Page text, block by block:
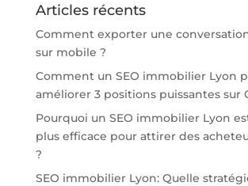
Articles récents
Comment exporter une
sur mobile ?
Comment un SEO immobilier Lyon
améliorer 3 positions puissantes sur
Pourquoi un SEO immobilier Lyon
plus efficace pour attirer des
?
SEO immobilier Lyon: Quelle